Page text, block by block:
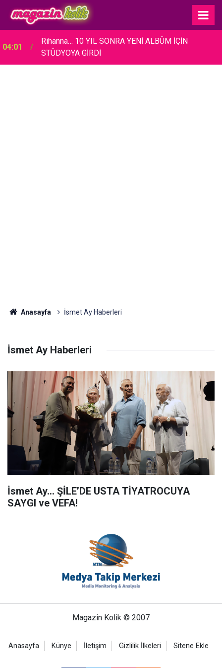
04:01
Rihanna… 10 YIL SONRA YENİ ALBÜM İÇİN
STÜDYOYA GİRDİ
Anasayfa İsmet Ay Haberleri
İsmet Ay Haberleri
İsmet Ay… ŞİLE’DE USTA TİYATROCUYA
SAYGI ve VEFA!
Magazin Kolik © 2007
Anasayfa Künye İletişim Gizlilik İlkeleri Sitene Ekle